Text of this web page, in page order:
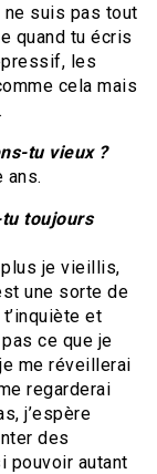
suis pas tout
quand tu écris
les
cela mais
tu vieux ?
ans.
toujours
je vieillis,
une sorte de
et
ce que je
me réveillerai
regarderai
j’espère
des
pouvoir autant